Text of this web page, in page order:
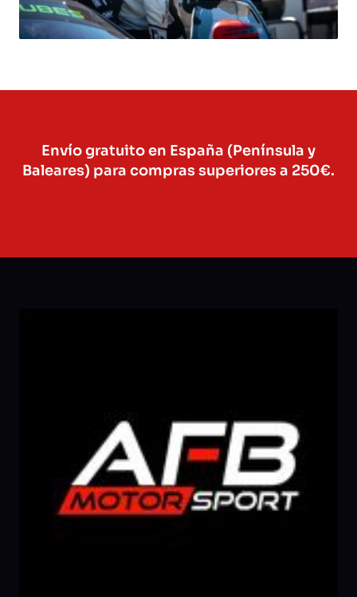
Envío gratuito en España (Península y
Baleares) para compras superiores a 250€.